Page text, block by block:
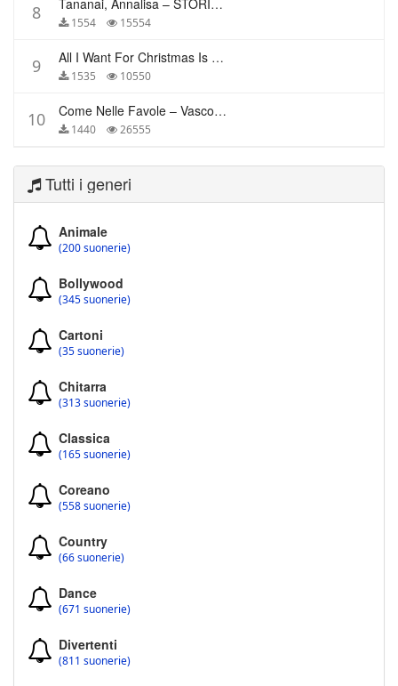
8 Tananai, Annalisa – STORIE BREVI
1554 15554
9 All I Want For Christmas Is You – Mariah Carey
1535 10550
10 Come Nelle Favole – Vasco Rossi
1440 26555
Tutti i generi
Animale
(200 suonerie)
Bollywood
(345 suonerie)
Cartoni
(35 suonerie)
Chitarra
(313 suonerie)
Classica
(165 suonerie)
Coreano
(558 suonerie)
Country
(66 suonerie)
Dance
(671 suonerie)
Divertenti
(811 suonerie)